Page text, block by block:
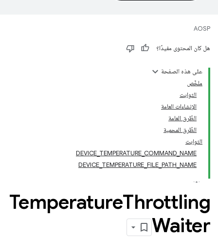
AOSP
هل كان المحتوى مفيدًا؟
على هذه الصفحة
ملخّص
الثوابت
الإنشاءات العامة
الطُرق العامة
الطُرق المحمية
الثوابت
DEVICE_TEMPERATURE_COMMAND_NAME
DEVICE_TEMPERATURE_FILE_PATH_NAME
TemperatureThrottling
Waiter